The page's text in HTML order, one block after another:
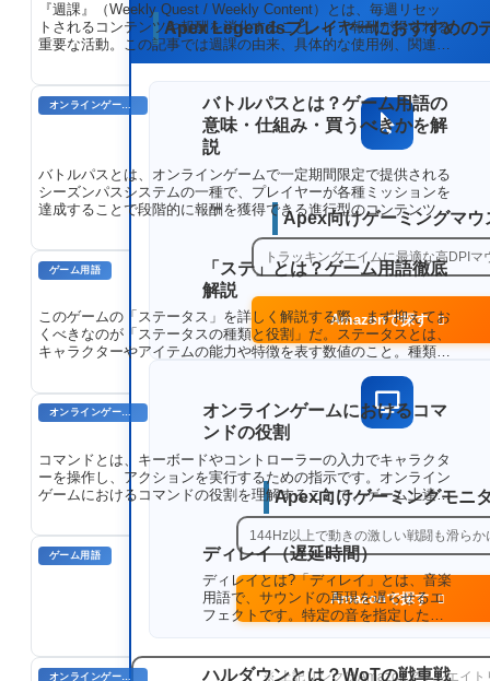
Apex Legendsプレイヤーにおすすめの
Apex向けゲーミングマウ
トラッキングエイムに最適な高DPIマ
Amazonで探す
Apex向けゲーミングモニ
144Hz以上で動きの激しい戦闘も滑らか
Amazonで探す
※ 上記リンクはAmazonアソシエイト
『週課』（Weekly Quest / Weekly Content）とは、毎週リセッ
トされるコンテンツや報酬を消化すること。レア報酬が得られる
重要な活動。この記事では週課の由来、具体的な使用例、関連用
語、使いこなすためのポイントを詳しく解説します。
オンラインゲーム用語
バトルパスとは？ゲーム用語の
意味・仕組み・買うべきかを解
説
バトルパスとは、オンラインゲームで一定期間限定で提供される
シーズンパスシステムの一種で、プレイヤーが各種ミッションを
達成することで段階的に報酬を獲得できる進行型のコンテンツで
す。課金して購入することで、より多くの報酬や特別な報酬が解
ゲーム用語
「ステ」とは？ゲーム用語徹底
解説
このゲームの「ステータス」を詳しく解説する際、まず抑えてお
くべきなのが「ステータスの種類と役割」だ。ステータスとは、
キャラクターやアイテムの能力や特徴を表す数値のこと。種類は
オンラインゲームのプレイに関する用語
オンラインゲームにおけるコマ
ンドの役割
コマンドとは、キーボードやコントローラーの入力でキャラクタ
ーを操作し、アクションを実行するための指示です。オンライン
ゲームにおけるコマンドの役割を理解することで、ゲーム上達に
ゲーム用語 ディレイ（遅延時間）
ディレイとは?「ディレイ」とは、音楽
用語で、サウンドの再現を遅らせるエ
フェクトです。特定の音を指定した時
はギターやボーカルのパートに適用さ
ハルダウンとは？WoTの戦車戦